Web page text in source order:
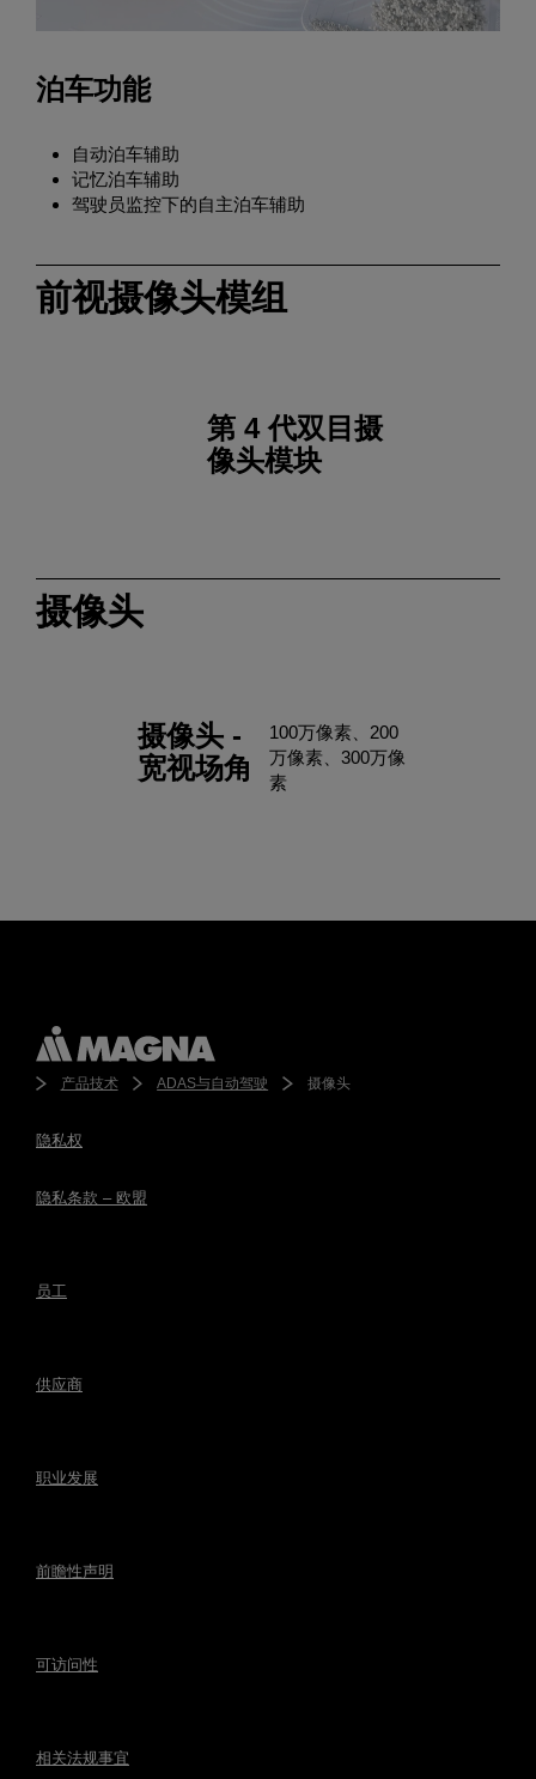
泊车功能
自动泊车辅助
记忆泊车辅助
驾驶员监控下的自主泊车辅助
前视摄像头模组
第 4 代双目摄
像头模块
摄像头
摄像头 -
宽视场角
100万像素、200
万像素、300万像
素
产品技术 ADAS与自动驾驶 摄像头
隐私权
隐私条款 – 欧盟
员工
供应商
职业发展
前瞻性声明
可访问性
相关法规事宜